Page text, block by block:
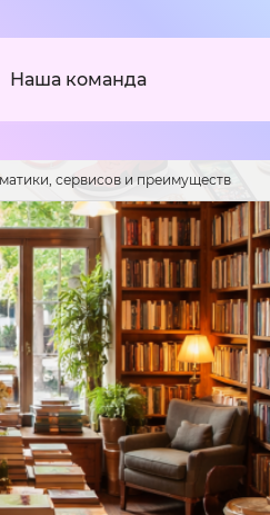
Наша команда
сервисов и преимуществ